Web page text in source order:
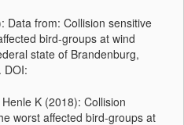
Data from: Collision sensitive
bird-groups at wind
state of Brandenburg,
DOI:
K (2018): Collision
worst affected bird-groups at